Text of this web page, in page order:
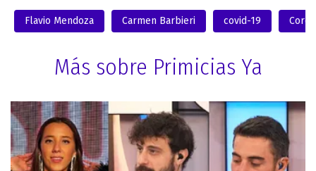
Flavio Mendoza Carmen Barbieri covid-19
Más sobre Primicias Ya